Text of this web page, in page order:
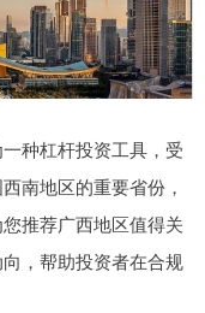
种杠杆投资工具，受
南地区的重要省份，
推荐广西地区值得关
，帮助投资者在合规